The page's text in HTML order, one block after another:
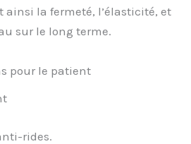
ainsi la fermeté, l’élasticité, et
sur le long terme.
pour le patient
rides.